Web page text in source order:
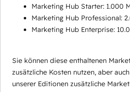
Marketing Hub Starter: 1.000
Marketing Hub Professional:
Marketing Hub Enterprise:
Sie können diese enthaltenen
zusätzliche Kosten nutzen, aber
unserer Editionen zusätzliche